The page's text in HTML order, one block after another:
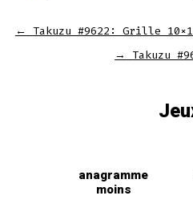
← Takuzu #9622: Grille
→
Takuzu
anagramme
moins